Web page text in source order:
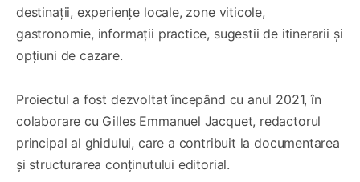
destinații, experiențe locale, zone viticole,
gastronomie, informații practice, sugestii de itinerarii și
opțiuni de cazare.
Proiectul a fost dezvoltat începând cu anul 2021, în
colaborare cu Gilles Emmanuel Jacquet, redactorul
principal al ghidului, care a contribuit la documentarea
și structurarea conținutului editorial.